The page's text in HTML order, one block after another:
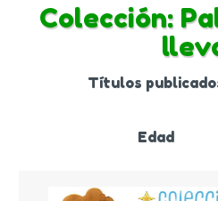
Colección:
Títulos
Edad